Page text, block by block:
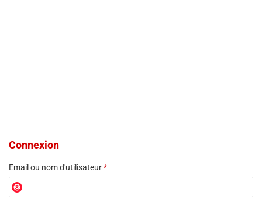
Connexion
Email ou nom d'utilisateur*